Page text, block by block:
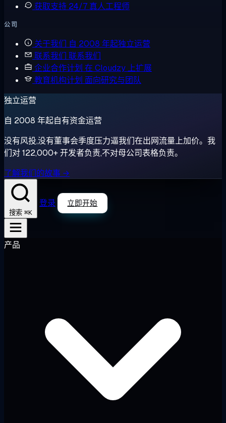
获取支持 24/7 真人工程师
公司
关于我们 自 2008 年起独立运营
联系我们 联系我们
企业合作计划 在 Cloudzy 上扩展
教育机构计划 面向研究与团队
独立运营
自 2008 年起自有资金运营
没有风投,没有董事会季度压力逼我们在出网流量上加价。我
们对 122,000+ 开发者负责,不对母公司表格负责。
了解我们的故事 →
搜索 ⌘K
登录 立即开始
产品